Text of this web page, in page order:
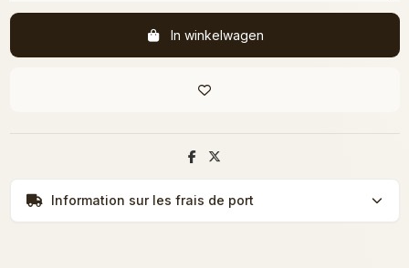
In winkelwagen
Information sur les frais de port